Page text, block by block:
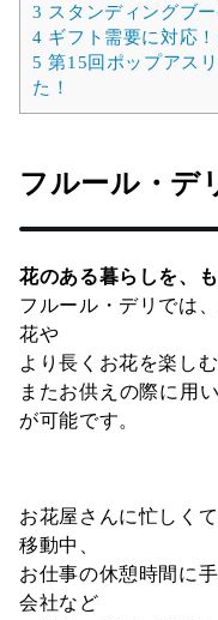
3 スタンディングブ
4 ギフト需要に対応
5 第15回ポップアス
た！
フルール・デ
花のある暮らしを、も
フルール・デリでは
花や
より長くお花を楽し
またお供えの際に用
が可能です。
お花屋さんに忙しく
移動中、
お仕事の休憩時間に
会社など